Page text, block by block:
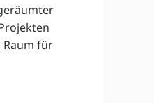
Raum für